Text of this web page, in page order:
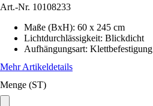
Art.-Nr. 10108233
Maße (BxH): 60 x 245 cm
Lichtdurchlässigkeit: Blickdicht
Aufhängungsart: Klettbefestigung
Mehr Artikeldetails
Menge (ST)